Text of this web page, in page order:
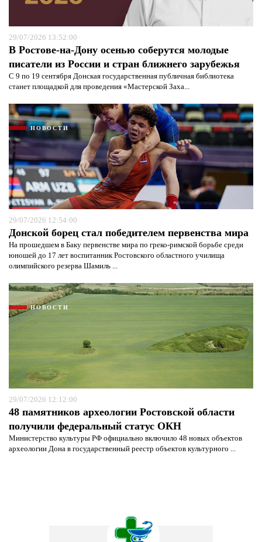
29/07/2026 13:52:00
В Ростове-на-Дону осенью соберутся молодые
писатели из России и стран ближнего зарубежья
С 9 по 19 сентября Донская государственная публичная библиотека
станет площадкой для проведения «Мастерской Заха...
НОВОСТИ
29/07/2026 12:54:00
Донской борец стал победителем первенства мира
На прошедшем в Баку первенстве мира по греко-римской борьбе среди
юношей до 17 лет воспитанник Ростовского областного училища
олимпийского резерва Шамиль ...
НОВОСТИ
29/07/2026 12:12:00
48 памятников археологии Ростовской области
получили федеральный статус ОКН
Министерство культуры РФ официально включило 48 новых объектов
археологии Дона в государственный реестр объектов культурного ...
Я согласен сполитикой конфиденциальности и
защиты информации*
Я согласен с
политикой конфиденциальности и
защиты информации*